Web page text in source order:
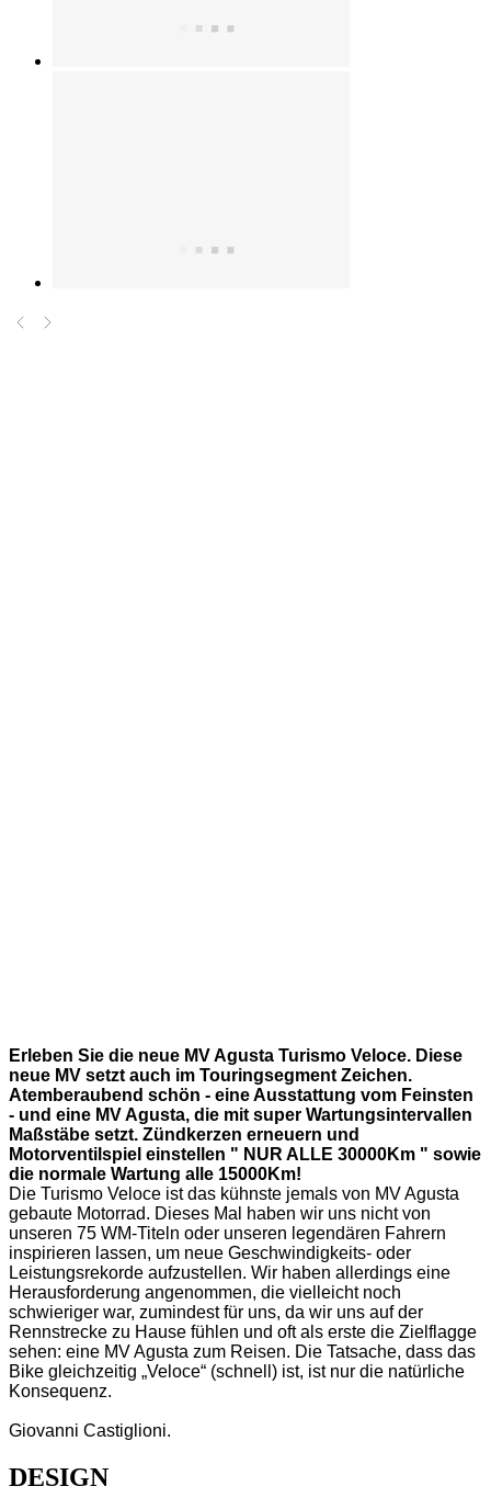
Erleben Sie die neue MV Agusta Turismo Veloce. Diese
neue MV setzt auch im Touringsegment Zeichen.
Atemberaubend schön - eine Ausstattung vom Feinsten
- und eine MV Agusta, die mit super Wartungsintervallen
Maßstäbe setzt. Zündkerzen erneuern und
Motorventilspiel einstellen " NUR ALLE 30000Km " sowie
die normale Wartung alle 15000Km!
Die Turismo Veloce ist das kühnste jemals von MV Agusta
gebaute Motorrad. Dieses Mal haben wir uns nicht von
unseren 75 WM-Titeln oder unseren legendären Fahrern
inspirieren lassen, um neue Geschwindigkeits- oder
Leistungsrekorde aufzustellen. Wir haben allerdings eine
Herausforderung angenommen, die vielleicht noch
schwieriger war, zumindest für uns, da wir uns auf der
Rennstrecke zu Hause fühlen und oft als erste die Zielflagge
sehen: eine MV Agusta zum Reisen. Die Tatsache, dass das
Bike gleichzeitig „Veloce“ (schnell) ist, ist nur die natürliche
Konsequenz.
Giovanni Castiglioni.
DESIGN